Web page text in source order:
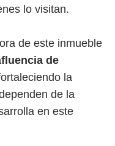
lo visitan.
de este inmueble
de
la
de la
en este